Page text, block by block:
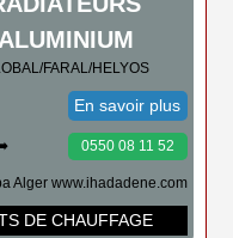
ALUMINIUM
FARAL/HELYOS
En savoir plus
0550 08 11 52
Alger www.ihadadene.com
DE CHAUFFAGE